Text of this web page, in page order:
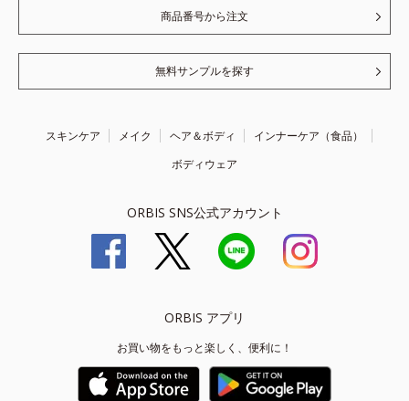
商品番号から注文
無料サンプルを探す
スキンケア メイク ヘア＆ボディ
インナーケア（食品）
ボディウェア
ORBIS SNS公式アカウント
ORBIS アプリ
お買い物をもっと楽しく、便利に！